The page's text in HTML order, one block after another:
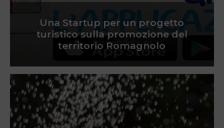
Una Startup per un progetto
turistico sulla promozione del
territorio Romagnolo